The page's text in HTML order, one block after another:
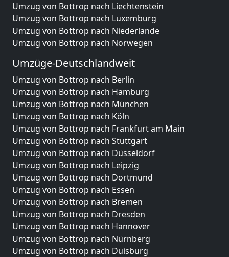
Umzug von Bottrop nach Liechtenstein
Umzug von Bottrop nach Luxemburg
Umzug von Bottrop nach Niederlande
Umzug von Bottrop nach Norwegen
Umzüge-Deutschlandweit
Umzug von Bottrop nach Berlin
Umzug von Bottrop nach Hamburg
Umzug von Bottrop nach München
Umzug von Bottrop nach Köln
Umzug von Bottrop nach Frankfurt am Main
Umzug von Bottrop nach Stuttgart
Umzug von Bottrop nach Düsseldorf
Umzug von Bottrop nach Leipzig
Umzug von Bottrop nach Dortmund
Umzug von Bottrop nach Essen
Umzug von Bottrop nach Bremen
Umzug von Bottrop nach Dresden
Umzug von Bottrop nach Hannover
Umzug von Bottrop nach Nürnberg
Umzug von Bottrop nach Duisburg